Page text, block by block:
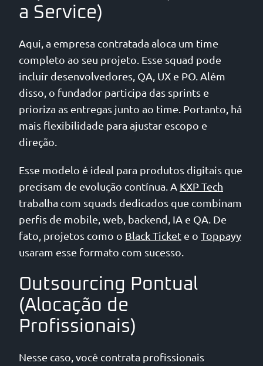
a Service)
Aqui, a empresa contratada aloca um time
completo ao seu projeto. Esse squad pode
incluir desenvolvedores, QA, UX e PO. Além
disso, o fundador participa das sprints e
prioriza as entregas junto ao time. Portanto, há
mais flexibilidade para ajustar escopo e
direção.
Esse modelo é ideal para produtos digitais que
precisam de evolução contínua. A KXP Tech
trabalha com squads dedicados que combinam
perfis de mobile, web, backend, IA e QA. De
fato, projetos como o Black Ticket e o Toppayy
usaram esse formato com sucesso.
Outsourcing Pontual
(Alocação de
Profissionais)
Nesse caso, você contrata profissionais